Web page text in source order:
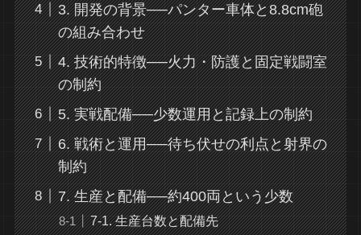
3. 開発の背景──パンター車体と8.8cm砲
の組み合わせ
4. 技術的特徴──火力・防護と固定戦闘室
の制約
5. 実戦配備──少数運用と記録上の制約
6. 戦術と運用──待ち伏せの利点と射界の
制約
7. 生産と配備──約400両という少数
7-1. 生産台数と配備先